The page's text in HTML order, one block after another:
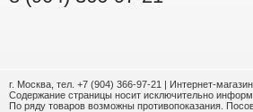
г. Москва, тел. +7 (904) 366-97-21 | Интернет-
Содержание страницы носит исключительно
По ряду товаров возможны противопоказания.